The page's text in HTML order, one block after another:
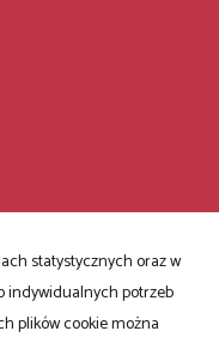
statystycznych oraz w
indywidualnych potrzeb
plików cookie można